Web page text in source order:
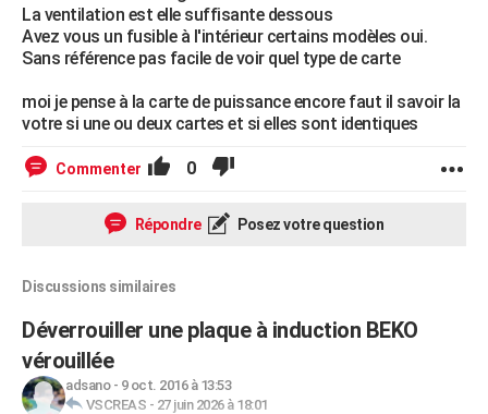
La ventilation est elle suffisante dessous
Avez vous un fusible à l'intérieur certains modèles oui.
Sans référence pas facile de voir quel type de carte
moi je pense à la carte de puissance encore faut il savoir la
votre si une ou deux cartes et si elles sont identiques
Commenter 0
Répondre Posez votre question
Discussions similaires
Déverrouiller une plaque à induction BEKO
vérouillée
adsano- 9 oct. 2016 à 13:53
VSCREAS - 27 juin 2026 à 18:01